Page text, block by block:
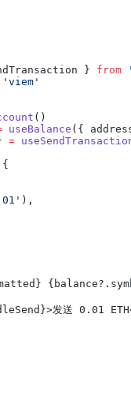
} from
'viem'
()
useBalance ({
=
{
),
发送 0.01